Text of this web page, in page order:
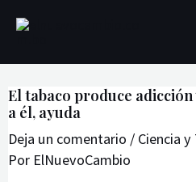
contenido
El tabaco produce
a él, ayuda
Deja un comentario / Ciencia
Por ElNuevoCambio
de
entradas